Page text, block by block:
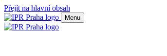
Přejít na hlavní obsah
Menu